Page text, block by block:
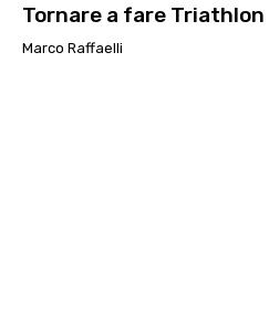
Tornare a fare Triathlon
Marco Raffaelli